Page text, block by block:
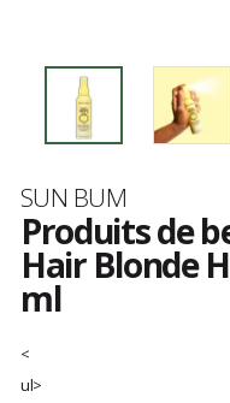
Marque
SUN BUM
Produits de
Hair Blonde
ml
avis
clients
<
ul>